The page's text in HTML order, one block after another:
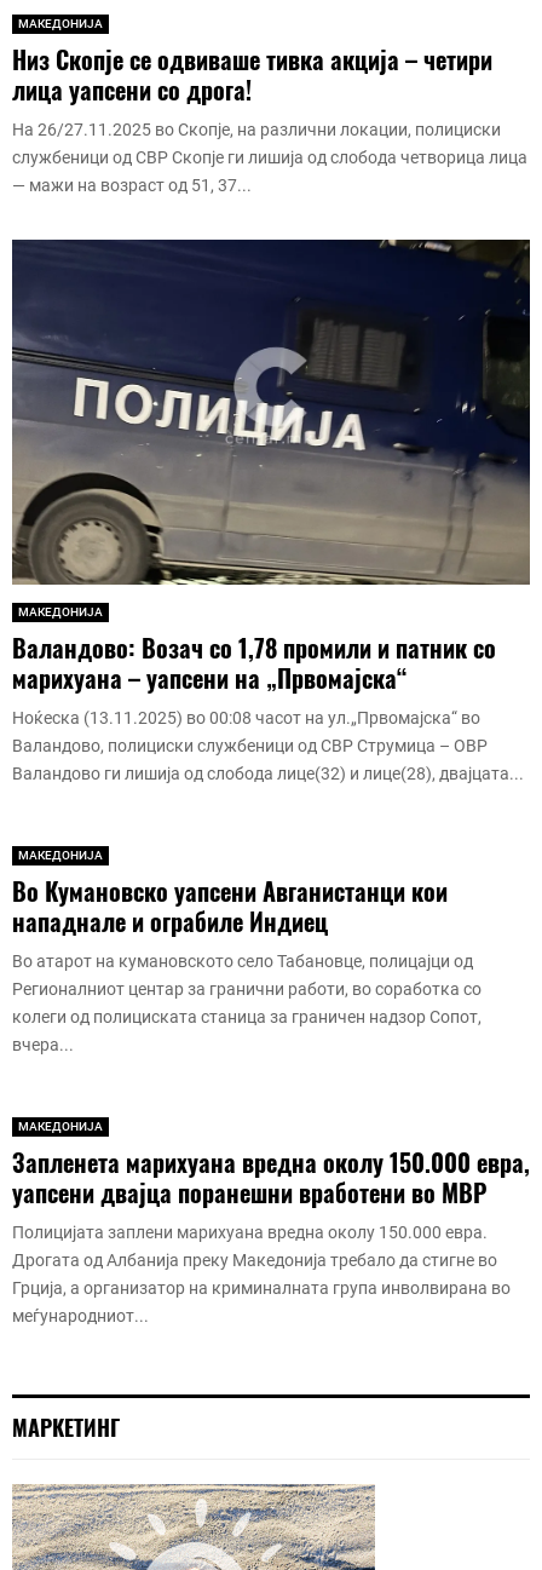
МАКЕДОНИЈА
Низ Скопје се одвиваше тивка акција – четири
лица уапсени со дрога!
На 26/27.11.2025 во Скопје, на различни локации, полициски
службеници од СВР Скопје ги лишија од слобода четворица лица
— мажи на возраст од 51, 37...
МАКЕДОНИЈА
Валандово: Возач со 1,78 промили и патник со
марихуана – уапсени на „Првомајска“
Ноќеска (13.11.2025) во 00:08 часот на ул.„Првомајска“ во
Валандово, полициски службеници од СВР Струмица – ОВР
Валандово ги лишија од слобода лице(32) и лице(28), двајцата...
МАКЕДОНИЈА
Во Кумановско уапсени Авганистанци кои
нападнале и ограбиле Индиец
Во атарот на кумановското село Табановце, полицајци од
Регионалниот центар за гранични работи, во соработка со
колеги од полициската станица за граничен надзор Сопот,
вчера...
МАКЕДОНИЈА
Запленета марихуана вредна околу 150.000 евра,
уапсени двајца поранешни вработени во МВР
Полицијата заплени марихуана вредна околу 150.000 евра.
Дрогата од Албанија преку Македонија требало да стигне во
Грција, а организатор на криминалната група инволвирана во
меѓународниот...
МАРКЕТИНГ